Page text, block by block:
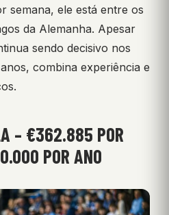
semana, ele está entre os
da Alemanha. Apesar
sendo decisivo nos
combina experiência e
– €362.885 POR
POR ANO